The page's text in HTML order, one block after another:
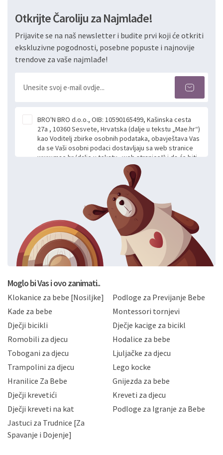
Otkrijte Čaroliju za Najmlađe!
Prijavite se na naš newsletter i budite prvi koji će otkriti
ekskluzivne pogodnosti, posebne popuste i najnovije
trendove za vaše najmlađe!
BRO'N BRO d.o.o., OIB: 10590165499, Kašinska cesta
27a , 10360 Sesvete, Hrvatska (dalje u tekstu „Mae.hr“)
kao Voditelj zbirke osobnih podataka, obavještava Vas
da se Vaši osobni podaci dostavljaju sa web stranice
www.mae.hr (dalje u tekstu „web stranice“) i da će biti
obrađeni. Prihvaćanjem ove Izjave smatra se da
slobodno i izričito dajete privolu za prikupljanje i daljnju
obradu Vaših osobnih podataka koje ustupate Mae.hr
putem ovih web stranica u svrhu odgovora i daljnje
komunikacije na Vaš upit poslan kroz kontakt obrazac.
Radi se o dobrovoljnom davanju podataka te ovu
Izjavu niste dužni prihvatiti odnosno niste dužni unositi
svoje osobne podatke u jednu od prijavnih
formi/obrazaca dostupnih na ovim web stranicama.
BRO'N BRO d.o.o. će s Vašim osobnim podacima
postupati sukladno Općoj uredbi o zaštiti podataka
privatnosti i kolačića koju možete pročitati ovdje i
Hrvatske, a uvijek uz primjenu odgovarajućih tehničkih i
sigurnosnih mjera zaštite osobnih podataka od
neovlaštenog pristupa, zlouporabe, otkrivanja,
gubitka ili uništenja. Mae.hr štiti privatnost svojih
korisnika i posjetitelja web stranica, čuva povjerljivost
Vaših osobnih podataka te omogućava pristup i
priopćavanje osobnih podataka samo onim svojim
zaposlenicima kojima su isti potrebni radi provedbe
slučajevima koji su dozvoljeni zakonima. Napominjemo
da možete u svako doba, u potpunosti ili djelomice,
zatražiti prestanak aktivnosti obrade Vaših osobnih
podataka. Opoziv privole možete podnijeti poštom na
gore navedenu adresu ili e-mailom na adresu:
Moglo bi Vas i ovo zanimati..
Klokanice za bebe [Nosiljke]
Podloge za Previjanje Bebe
Kade za bebe
Montessori tornjevi
Dječji bicikli
Dječje kacige za bicikl
Romobili za djecu
Hodalice za bebe
Tobogani za djecu
Ljuljačke za djecu
Trampolini za djecu
Lego kocke
Hranilice Za Bebe
Gnijezda za bebe
Dječji krevetići
Kreveti za djecu
Dječji kreveti na kat
Podloge za Igranje za Bebe
Jastuci za Trudnice [Za
Spavanje i Dojenje]